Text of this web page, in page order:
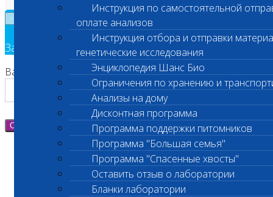
Инструкция по самостоятельной
оплате анализов
Инструкция отбора и отправки
генетические исследования
Энциклопедия Шанс Био
Ограничения по хранению и
Анализы на дому
Дисконтная программа
Программа поддержки питомников
Программа "Большая семья"
Программа "Спасенные хвосты"
Оставить отзыв о лаборатории
Бланки лаборатории
Заявка на обратный звонок
Ваш номер телефона
Отправить